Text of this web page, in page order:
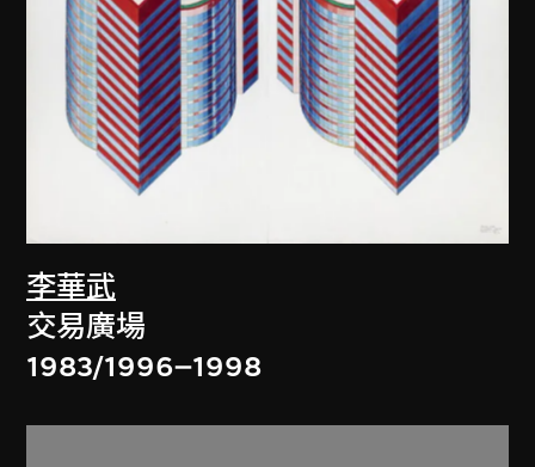
李華武
交易廣場
1983/1996–1998